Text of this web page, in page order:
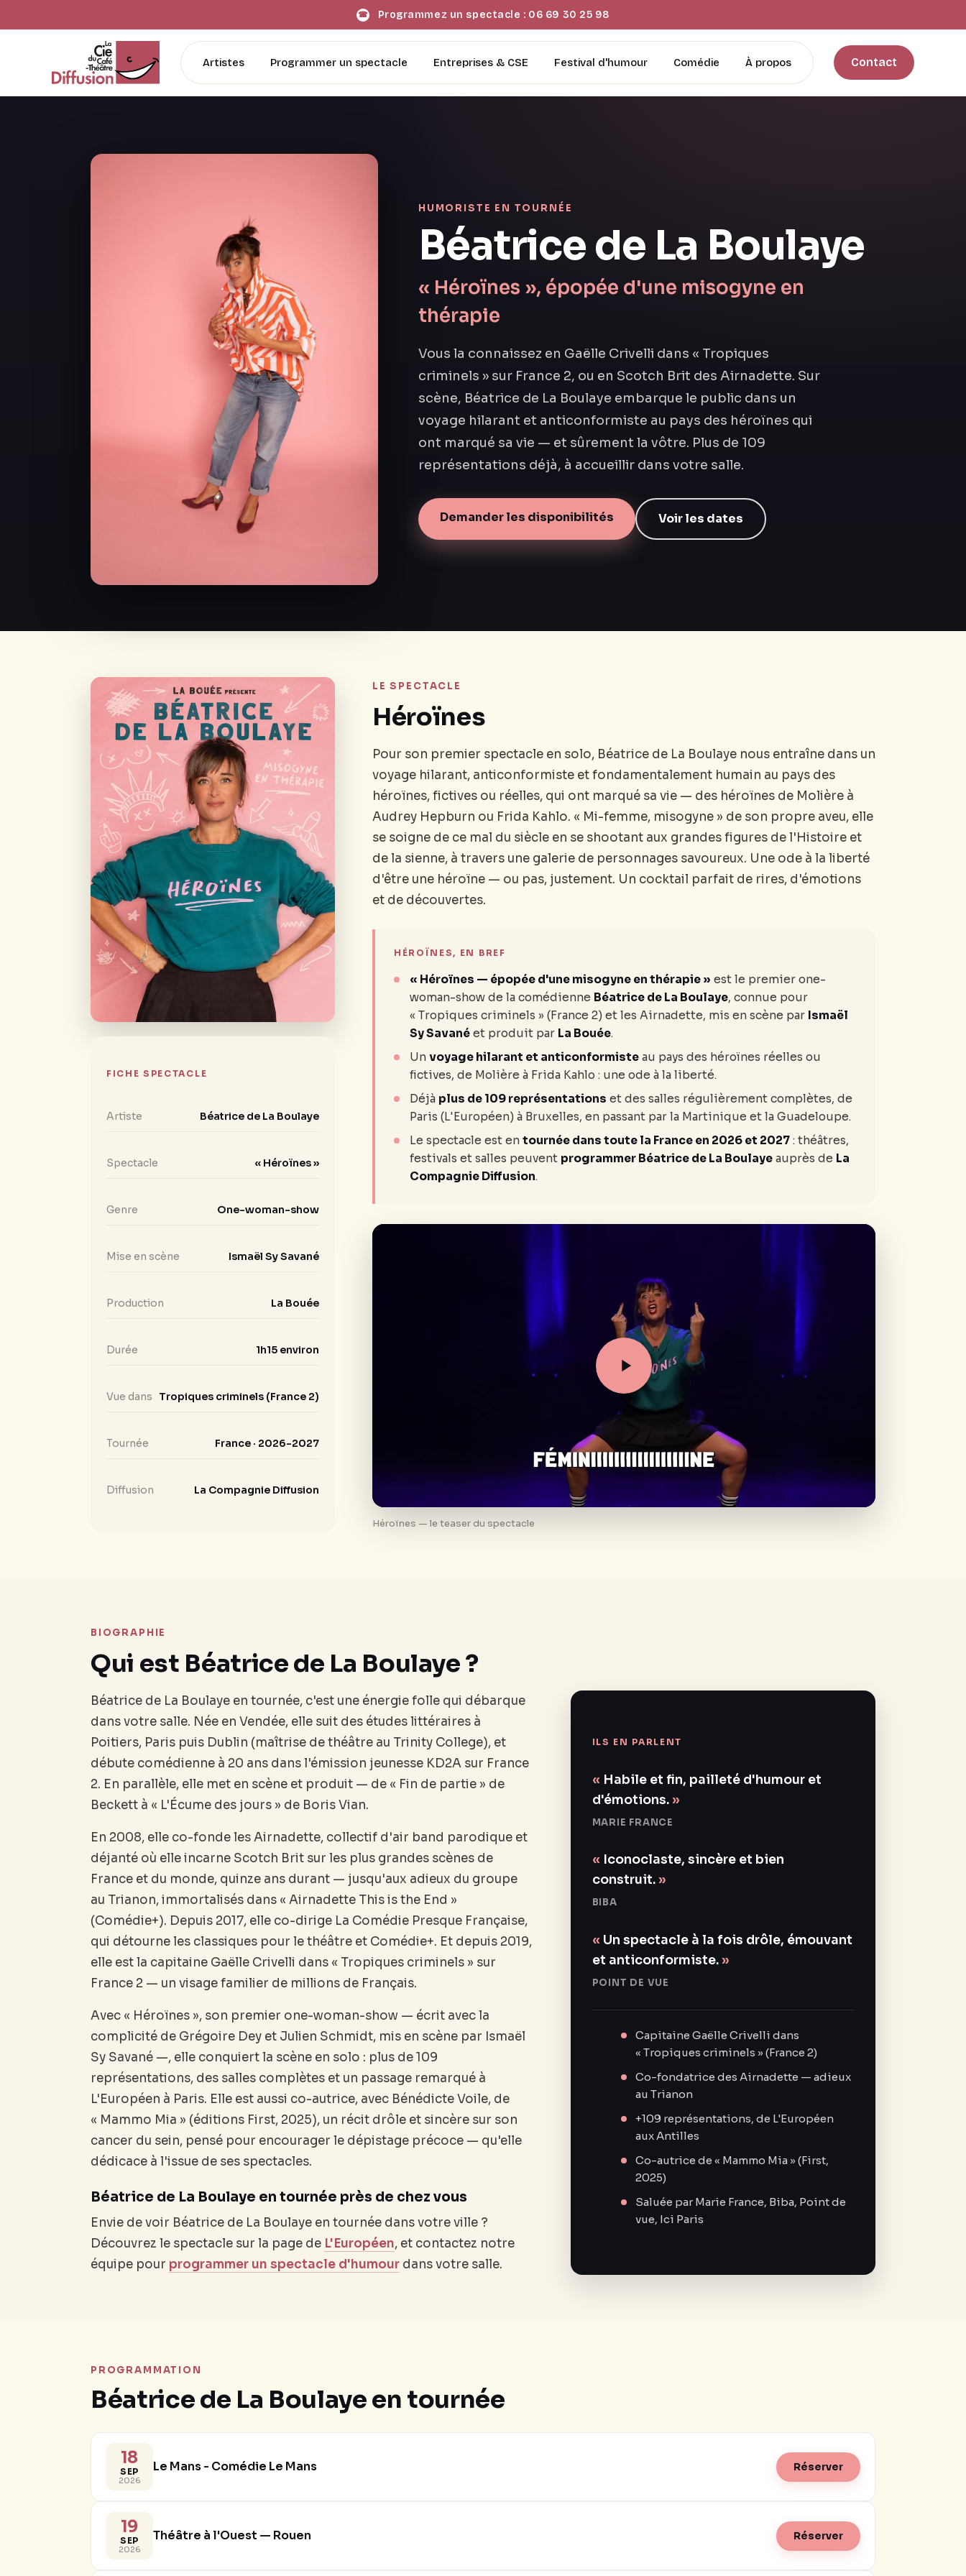
☎ Programmez un spectacle : 06 69 30 25 98
Artistes Programmer un spectacle Entreprises & CSE Festival d'humour Comédie À propos Contact
HUMORISTE EN TOURNÉE
Béatrice de La Boulaye
« Héroïnes », épopée d'une misogyne en
thérapie
Vous la connaissez en Gaëlle Crivelli dans « Tropiques
criminels » sur France 2, ou en Scotch Brit des Airnadette. Sur
scène, Béatrice de La Boulaye embarque le public dans un
voyage hilarant et anticonformiste au pays des héroïnes qui
ont marqué sa vie — et sûrement la vôtre. Plus de 109
représentations déjà, à accueillir dans votre salle.
Demander les disponibilités Voir les dates
FICHE SPECTACLE
Artiste Béatrice de La Boulaye
Spectacle « Héroïnes »
Genre One-woman-show
Mise en scène Ismaël Sy Savané
Production La Bouée
Durée 1h15 environ
Vue dans Tropiques criminels (France 2)
Tournée France · 2026-2027
Diffusion La Compagnie Diffusion
LE SPECTACLE
Héroïnes
Pour son premier spectacle en solo, Béatrice de La Boulaye nous entraîne dans un
voyage hilarant, anticonformiste et fondamentalement humain au pays des
héroïnes, fictives ou réelles, qui ont marqué sa vie — des héroïnes de Molière à
Audrey Hepburn ou Frida Kahlo. « Mi-femme, misogyne » de son propre aveu, elle
se soigne de ce mal du siècle en se shootant aux grandes figures de l'Histoire et
de la sienne, à travers une galerie de personnages savoureux. Une ode à la liberté
d'être une héroïne — ou pas, justement. Un cocktail parfait de rires, d'émotions
et de découvertes.
HÉROÏNES, EN BREF
« Héroïnes — épopée d'une misogyne en thérapie » est le premier one-
woman-show de la comédienne Béatrice de La Boulaye, connue pour
« Tropiques criminels » (France 2) et les Airnadette, mis en scène par Ismaël
Sy Savané et produit par La Bouée.
Un voyage hilarant et anticonformiste au pays des héroïnes réelles ou
fictives, de Molière à Frida Kahlo : une ode à la liberté.
Déjà plus de 109 représentations et des salles régulièrement complètes, de
Paris (L'Européen) à Bruxelles, en passant par la Martinique et la Guadeloupe.
Le spectacle est en tournée dans toute la France en 2026 et 2027 : théâtres,
festivals et salles peuvent programmer Béatrice de La Boulaye auprès de La
Compagnie Diffusion.
Héroïnes — le teaser du spectacle
BIOGRAPHIE
Qui est Béatrice de La Boulaye ?
Béatrice de La Boulaye en tournée, c'est une énergie folle qui débarque
dans votre salle. Née en Vendée, elle suit des études littéraires à
Poitiers, Paris puis Dublin (maîtrise de théâtre au Trinity College), et
débute comédienne à 20 ans dans l'émission jeunesse KD2A sur France
2. En parallèle, elle met en scène et produit — de « Fin de partie » de
Beckett à « L'Écume des jours » de Boris Vian.
En 2008, elle co-fonde les Airnadette, collectif d'air band parodique et
déjanté où elle incarne Scotch Brit sur les plus grandes scènes de
France et du monde, quinze ans durant — jusqu'aux adieux du groupe
au Trianon, immortalisés dans « Airnadette This is the End »
(Comédie+). Depuis 2017, elle co-dirige La Comédie Presque Française,
qui détourne les classiques pour le théâtre et Comédie+. Et depuis 2019,
elle est la capitaine Gaëlle Crivelli dans « Tropiques criminels » sur
France 2 — un visage familier de millions de Français.
Avec « Héroïnes », son premier one-woman-show — écrit avec la
complicité de Grégoire Dey et Julien Schmidt, mis en scène par Ismaël
Sy Savané —, elle conquiert la scène en solo : plus de 109
représentations, des salles complètes et un passage remarqué à
L'Européen à Paris. Elle est aussi co-autrice, avec Bénédicte Voile, de
« Mammo Mia » (éditions First, 2025), un récit drôle et sincère sur son
cancer du sein, pensé pour encourager le dépistage précoce — qu'elle
dédicace à l'issue de ses spectacles.
Béatrice de La Boulaye en tournée près de chez vous
Envie de voir Béatrice de La Boulaye en tournée dans votre ville ?
Découvrez le spectacle sur la page de L'Européen, et contactez notre
équipe pour programmer un spectacle d'humour dans votre salle.
ILS EN PARLENT
Habile et fin, pailleté d'humour et
d'émotions.
MARIE FRANCE
Iconoclaste, sincère et bien
construit.
BIBA
Un spectacle à la fois drôle, émouvant
et anticonformiste.
POINT DE VUE
Capitaine Gaëlle Crivelli dans
« Tropiques criminels » (France 2)
Co-fondatrice des Airnadette — adieux
au Trianon
+109 représentations, de L'Européen
aux Antilles
Co-autrice de « Mammo Mia » (First,
2025)
Saluée par Marie France, Biba, Point de
vue, Ici Paris
PROGRAMMATION
Béatrice de La Boulaye en tournée
18
SEP
2026
Le Mans - Comédie Le Mans Réserver
19
SEP
2026
Théâtre à l'Ouest — Rouen Réserver